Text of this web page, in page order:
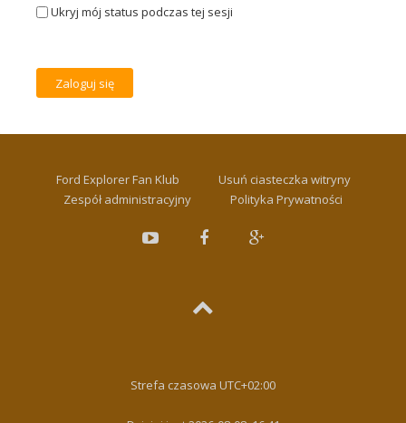
Ukryj mój status podczas tej sesji
Ford Explorer Fan Klub
Usuń ciasteczka witryny
Zespół administracyjny
Polityka Prywatności
Strefa czasowa UTC+02:00